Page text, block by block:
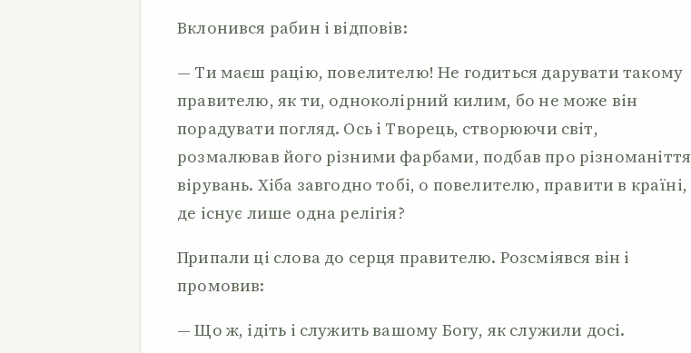
Вклонився рабин і відповів:
— Ти маєш рацію, повелителю! Не годиться дарувати такому
правителю, як ти, одноколірний килим, бо не може він
порадувати погляд. Ось і Творець, створюючи світ,
розмалював його різними фарбами, подбав про різноманіття
вірувань. Хіба завгодно тобі, о повелителю, правити в країні,
де існує лише одна релігія?
Припали ці слова до серця правителю. Розсміявся він і
промовив:
— Що ж, ідіть і служить вашому Богу, як служили досі.